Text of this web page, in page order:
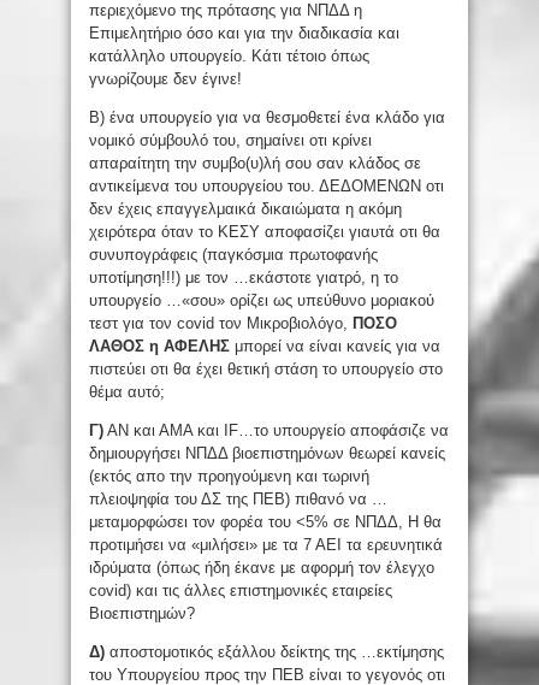
περιεχόμενο της πρότασης για ΝΠΔΔ η
Επιμελητήριο όσο και για την διαδικασία και
κατάλληλο υπουργείο. Κάτι τέτοιο όπως
γνωρίζουμε δεν έγινε!
Β) ένα υπουργείο για να θεσμοθετεί ένα κλάδο για
νομικό σύμβουλό του, σημαίνει οτι κρίνει
απαραίτητη την συμβο(υ)λή σου σαν κλάδος σε
αντικείμενα του υπουργείου του. ΔΕΔΟΜΕΝΩΝ οτι
δεν έχεις επαγγελμαικά δικαιώματα η ακόμη
χειρότερα όταν το ΚΕΣΥ αποφασίζει γιαυτά οτι θα
συνυπογράφεις (παγκόσμια πρωτοφανής
υποτίμηση!!!) με τον …εκάστοτε γιατρό, η το
υπουργείο …«σου» ορίζει ως υπεύθυνο μοριακού
τεστ για τον covid τον Μικροβιολόγο, ΠΟΣΟ
ΛΑΘΟΣ η ΑΦΕΛΗΣ μπορεί να είναι κανείς για να
πιστεύει οτι θα έχει θετική στάση το υπουργείο στο
θέμα αυτό;
Γ) ΑΝ και ΑΜΑ και IF…το υπουργείο αποφάσιζε να
δημιουργήσει ΝΠΔΔ βιοεπιστημόνων θεωρεί κανείς
(εκτός απο την προηγούμενη και τωρινή
πλειοψηφία του ΔΣ της ΠΕΒ) πιθανό να …
μεταμορφώσει τον φορέα του <5% σε ΝΠΔΔ, Η θα
προτιμήσει να «μιλήσει» με τα 7 ΑΕΙ τα ερευνητικά
ιδρύματα (όπως ήδη έκανε με αφορμή τον έλεγχο
covid) και τις άλλες επιστημονικές εταιρείες
Βιοεπιστημών?
Δ) αποστομοτικός εξάλλου δείκτης της …εκτίμησης
του Υπουργείου προς την ΠΕΒ είναι το γεγονός οτι